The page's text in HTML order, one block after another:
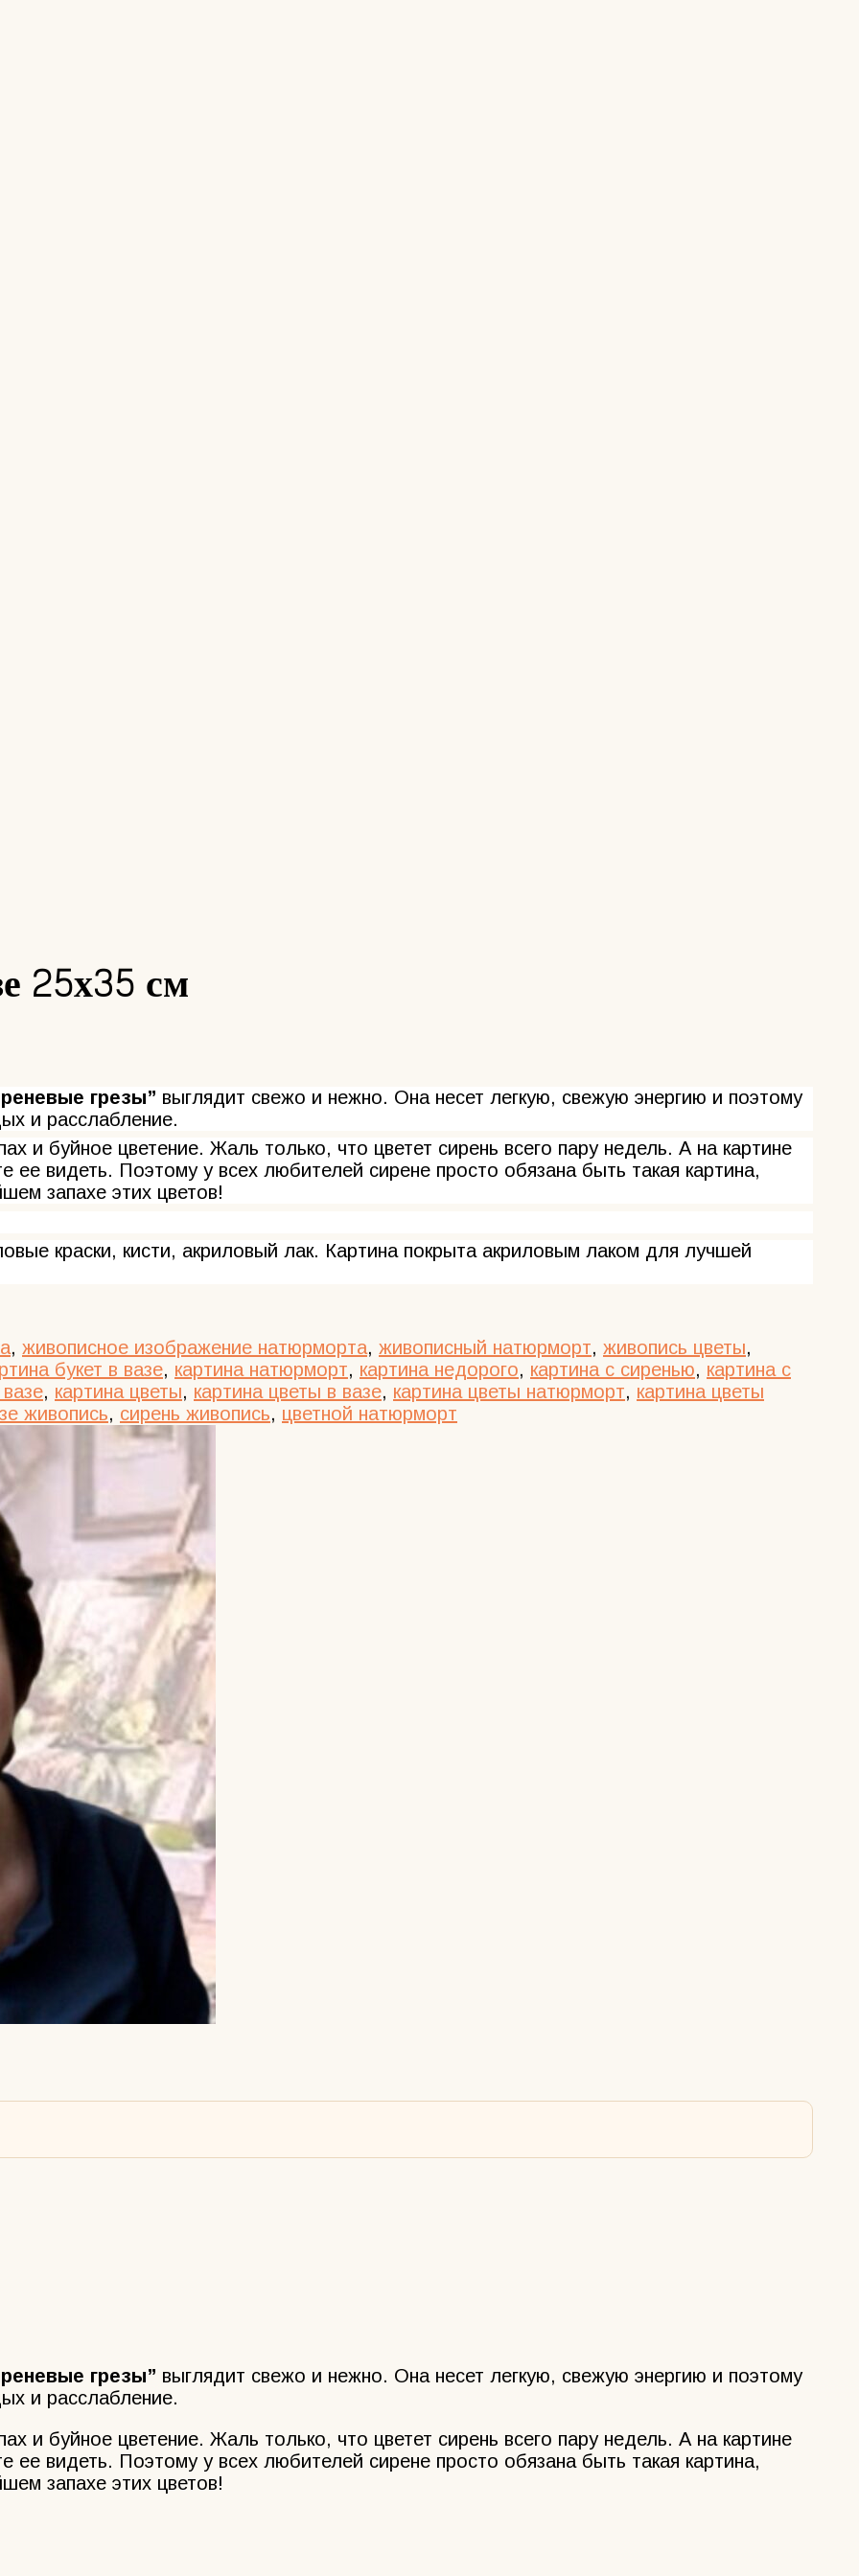
25х35 см
грезы” выглядит свежо и нежно. Она несет легкую, свежую энергию и поэтому
и расслабление.
и буйное цветение. Жаль только, что цветет сирень всего пару недель. А на картине
ее видеть. Поэтому у всех любителей сирене просто обязана быть такая картина,
запахе этих цветов!
краски, кисти, акриловый лак. Картина покрыта акриловым лаком для лучшей
, живописное изображение натюрморта, живописный натюрморт, живопись цветы,
букет в вазе, картина натюрморт, картина недорого, картина с сиренью, картина с
, картина цветы, картина цветы в вазе, картина цветы натюрморт, картина цветы
живопись, сирень живопись, цветной натюрморт
грезы” выглядит свежо и нежно. Она несет легкую, свежую энергию и поэтому
и расслабление.
и буйное цветение. Жаль только, что цветет сирень всего пару недель. А на картине
ее видеть. Поэтому у всех любителей сирене просто обязана быть такая картина,
запахе этих цветов!